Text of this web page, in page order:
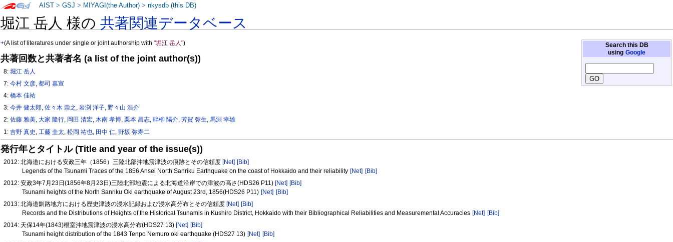
堀江 岳人 様の共著関連データベース
Search this DB
using Google
+(A list of literatures under single or joint authorship with"堀江 岳人")
共著回数と共著者名 (a list of the joint author(s))
8:堀江 岳人
7:今村 文彦,都司 嘉宣
4:橋本 佳祐
3:今井 健太郎,佐々木 崇之 ,岩渕 洋子,野々山 浩介
2:佐藤 雅美,大家 隆行, 岡田 清宏,木南 孝博,栗本 昌志,畔柳 陽介,芳賀 弥生,馬淵 幸雄
1:吉野 真史 工藤 圭太 ,松岡 祐也 田中 仁 ,野坂 弥寿二
発行年とタイトル (Title and year of the issue(s))
2012: 北海道における安政三年（1856）三陸北部沖地震津波の痕跡とその信頼度 [Net] [Bib]
Legends of the Tsunami Traces of the 1856 Ansei North Sanriku Earthquake on the coast of Hokkaido and their reliability [Net] [Bib]
2012: 安政3年7月23日(1856年8月23日)三陸北部地震による北海道沿岸での津波の高さ(HDS26 P11) [Net] [Bib]
Tsunami heights of the North Sanriku Oki earthquake of August 23rd, 1856(HDS26 P11) [Net] [Bib]
2013: 北海道釧路地方における歴史津波の浸水記録および浸水高分布とその信頼度 [Net] [Bib]
Records and the Distributions of Heights of the Historical Tsunamis in Kushiro District, Hokkaido with their Bibliographical Reliabilities and Measuremental Accuracies [Net] [Bib]
2014: 天保14年(1843)根室沖地震津波の浸水高分布(HDS27 13) [Net] [Bib]
Tsunami height distribution of the 1843 Tenpo Nemuro oki earthquake (HDS27 13) [Net] [Bib]
AIST >GSJ > MIYAGI(the Author) >nkysdb (this DB)